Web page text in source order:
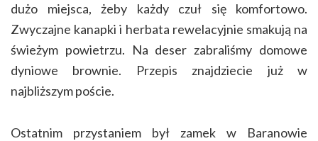
dużo miejsca, żeby każdy czuł się komfortowo.
Zwyczajne kanapki i herbata rewelacyjnie smakują na
świeżym powietrzu. Na deser zabraliśmy domowe
dyniowe brownie. Przepis znajdziecie już w
najbliższym poście.
Ostatnim przystaniem był zamek w Baranowie